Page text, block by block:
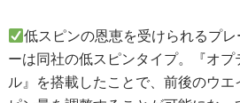
低スピンの恩恵を受けられるプ
ーは同社の低スピンタイプ。『オ
ル』を搭載したことで、前後のウ